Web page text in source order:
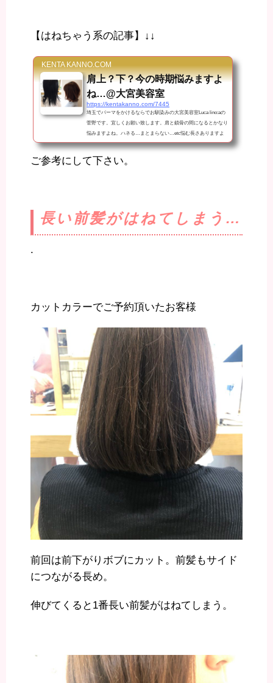
【はねちゃう系の記事】↓↓
KENTA KANNO.COM
肩上？下？今の時期悩みますよ
ね…@大宮美容室
https://kentakanno.com/7445
埼玉でパーマをかけるならでお馴染みの大宮美容室Luca lino:aの
菅野です。宜しくお願い致します。肩と鎖骨の間になるとかなり
悩みますよね。ハネる…まとまらない…etc悩む長さありますよ
ね？結べるから楽なんだけど、いつも結んでるとつまらない…結
たい女子心わかります。女子心！！美容師になって驚いたのは女
ご参考にして下さい。
長い前髪がはねてしまう…
.
カットカラーでご予約頂いたお客様
前回は前下がりボブにカット。前髪もサイド
につながる長め。
伸びてくると1番長い前髪がはねてしまう。